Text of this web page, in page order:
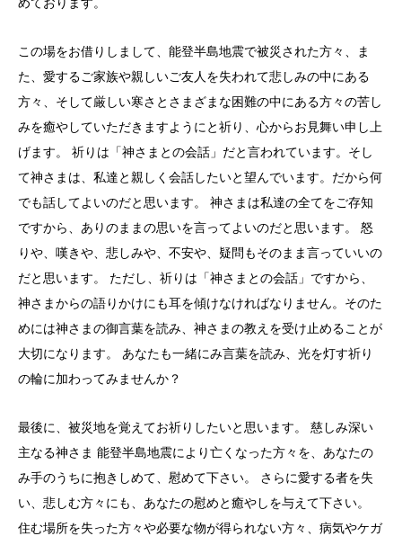
この場をお借りしまして、能登半島地震で被災された方々、ま
た、 愛するご家族や親しいご友人を失われて悲しみの中にある
方々、 そして厳しい寒さとさまざまな困難の中にある方々の苦し
みを癒やしていただきますようにと祈り、心からお見舞い申し上
げます。 祈りは「神さまとの会話」だと言われています。そし
て神さまは、 私達と親しく会話したいと望んでいます。 だから何
でも話してよいのだと思います。 神さまは私達の全てをご存知
ですから、 ありのままの思いを言ってよいのだと思います。 怒
りや、嘆きや、悲しみや、不安や、 疑問もそのまま言っていいの
だと思います。 ただし、祈りは「神さまとの会話」ですから、
神さまからの語りかけにも耳を傾けなければなりません。 そのた
めには神さまの御言葉を読み、 神さまの教えを受け止めることが
大切になります。 あなたも一緒にみ言葉を読み、 光を灯す祈り
の輪に加わってみませんか？
最後に、被災地を覚えてお祈りしたいと思います。 慈しみ深い
主なる神さま 能登半島地震により亡くなった方々を、 あなたの
み手のうちに抱きしめて、慰めて下さい。 さらに愛する者を失
い、悲しむ方々にも、 あなたの慰めと癒やしを与えて下さい。
住む場所を失った方々や必要な物が得られない方々、 病気やケガ